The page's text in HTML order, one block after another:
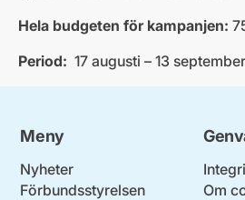
Hela budgeten för kampanjen:
Period: 17 augusti – 13 september
Meny
Nyheter
Förbundsstyrelsen
Om